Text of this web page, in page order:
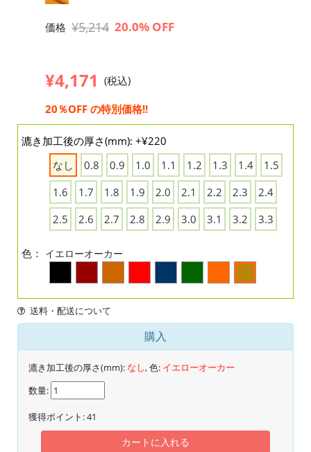
価格 ¥5,214 20.0% OFF
¥4,171 (税込)
20％OFF の特別価格!!
漉き加工後の厚さ(mm): +¥220
なし
0.8 0.9 1.0 1.1 1.2 1.3 1.4
1.5
1.6
1.7 1.8 1.9 2.0 2.1 2.2 2.3
2.4
2.5
2.6 2.7 2.8 2.9 3.0 3.1 3.2 3.3
色： イエローオーカー
送料・配送について
購入
漉き加工後の厚さ(mm):なし, 色: イエローオーカー
数量:
獲得ポイント:41
カートに入れる